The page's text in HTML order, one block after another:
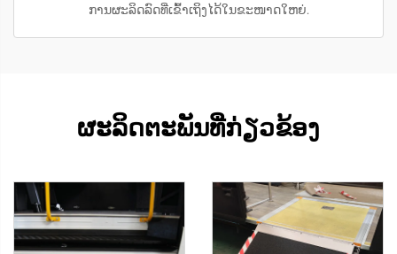
ການຜະລິດລົດທີ່ເຂົ້າເຖິງໄດ້ໃນຂະໜາດໃຫຍ່.
ຜະລິດຕະພັນທີ່ກ່ຽວຂ້ອງ